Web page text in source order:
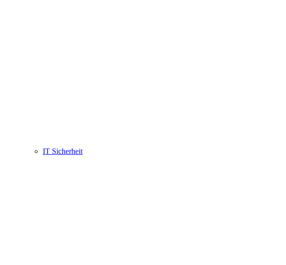
IT Sicherheit